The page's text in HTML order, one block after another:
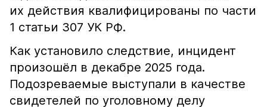
их действия квалифицированы по части
1 статьи 307 УК РФ.
Как установило следствие, инцидент
произошёл в декабре 2025 года.
Подозреваемые выступали в качестве
свидетелей по уголовному делу